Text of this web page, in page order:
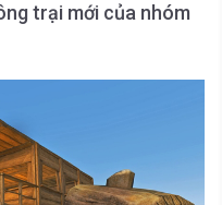
trại mới của nhóm